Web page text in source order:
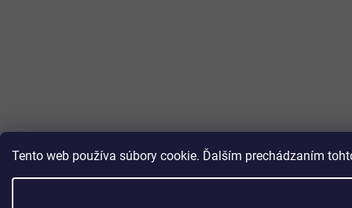
Tento web používa súbory cookie. Ďalším prechádzaním